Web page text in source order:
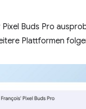
Buds Pro
Plattformen